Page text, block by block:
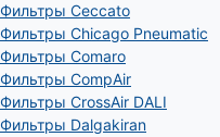
Фильтры Ceccato
Фильтры Chicago Pneumatic
Фильтры Comaro
Фильтры CompAir
Фильтры CrossAir DALI
Фильтры Dalgakiran